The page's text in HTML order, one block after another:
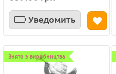
Уведомить
Знято з виробництва